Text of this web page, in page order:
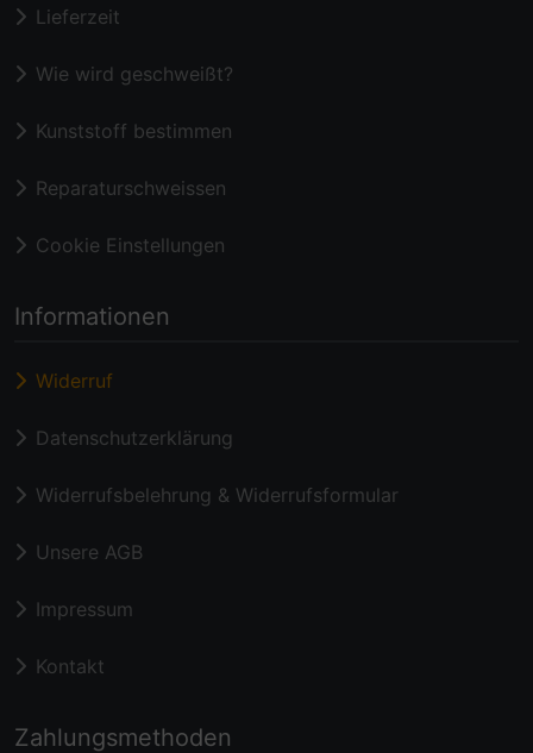
Lieferzeit
Wie wird geschweißt?
Kunststoff bestimmen
Reparaturschweissen
Cookie Einstellungen
Informationen
Widerruf
Datenschutzerklärung
Widerrufsbelehrung & Widerrufsformular
Unsere AGB
Impressum
Kontakt
Zahlungsmethoden